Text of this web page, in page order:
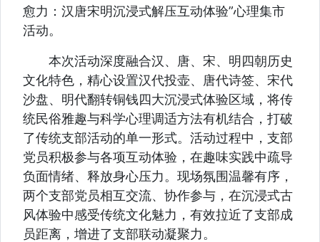
愈力：汉唐宋明沉浸式解压互动体验”心理集市
活动。
本次活动深度融合汉、唐、宋、明四朝历史
文化特色，精心设置汉代投壶、唐代诗签、宋代
沙盘、明代翻转铜钱四大沉浸式体验区域，将传
统民俗雅趣与科学心理调适方法有机结合，打破
了传统支部活动的单一形式。活动过程中，支部
党员积极参与各项互动体验，在趣味实践中疏导
负面情绪、释放身心压力。现场氛围温馨有序，
两个支部党员相互交流、协作参与，在沉浸式古
风体验中感受传统文化魅力，有效拉近了支部成
员距离，增进了支部联动凝聚力。